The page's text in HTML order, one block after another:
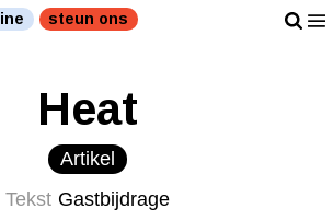
steun ons
Heat
Artikel
Tekst Gastbijdrage